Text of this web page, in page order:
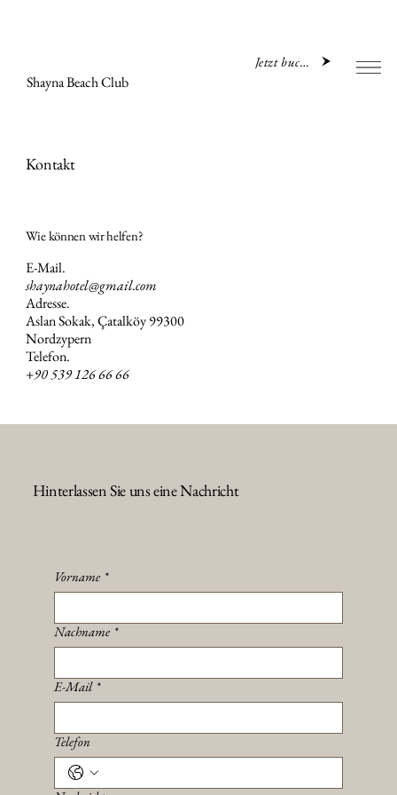
Shayna Beach Club
Jetzt buchen
Kontakt
Wie können wir helfen?
E-Mail.
shaynahotel@gmail.com
Adresse.
Aslan Sokak, Çatalköy 99300
Nordzypern
Telefon.
+90 539 126 66 66
Hinterlassen Sie uns eine Nachricht
Vorname *
Nachname *
E-Mail *
Telefon